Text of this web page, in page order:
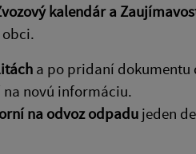
kalendár a
a po pridaní dokumentu
na novú informáciu.
na odvoz odpadu jeden